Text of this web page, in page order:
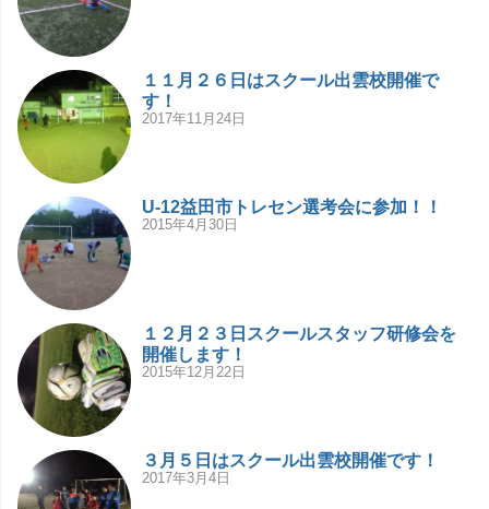
１１月２６日はスクール出雲校開催で
す！
2017年11月24日
U-12益田市トレセン選考会に参加！！
2015年4月30日
１２月２３日スクールスタッフ研修会を
開催します！
2015年12月22日
３月５日はスクール出雲校開催です！
2017年3月4日